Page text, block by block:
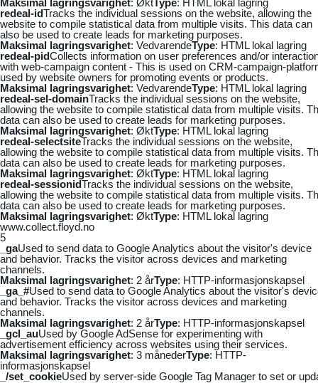
redeal-idTracks the individual sessions on the website, allowing the
website to compile statistical data from multiple visits. This data can
also be used to create leads for marketing purposes.
Maksimal lagringsvarighet: VedvarendeType: HTML lokal lagring
redeal-pidCollects information on user preferences and/or
with web-campaign content - This is used on CRM-campaign-
used by website owners for promoting events or products.
Maksimal lagringsvarighet: VedvarendeType: HTML lokal lagring
redeal-sel-domainTracks the individual sessions on the website,
allowing the website to compile statistical data from multiple visits.
data can also be used to create leads for marketing purposes.
Maksimal lagringsvarighet: ØktType: HTML lokal lagring
redeal-selectsiteTracks the individual sessions on the website,
allowing the website to compile statistical data from multiple visits.
data can also be used to create leads for marketing purposes.
Maksimal lagringsvarighet: ØktType: HTML lokal lagring
redeal-sessionidTracks the individual sessions on the website,
allowing the website to compile statistical data from multiple visits.
data can also be used to create leads for marketing purposes.
Maksimal lagringsvarighet: ØktType: HTML lokal lagring
www.collect.floyd.no
5
_gaUsed to send data to Google Analytics about the visitor's device
and behavior. Tracks the visitor across devices and marketing
channels.
Maksimal lagringsvarighet: 2 årType: HTTP-informasjonskapsel
_ga_#Used to send data to Google Analytics about the visitor's
and behavior. Tracks the visitor across devices and marketing
channels.
Maksimal lagringsvarighet: 2 årType: HTTP-informasjonskapsel
_gcl_auUsed by Google AdSense for experimenting with
advertisement efficiency across websites using their services.
Maksimal lagringsvarighet: 3 månederType: HTTP-
informasjonskapsel
_/set_cookieUsed by server-side Google Tag Manager to set or